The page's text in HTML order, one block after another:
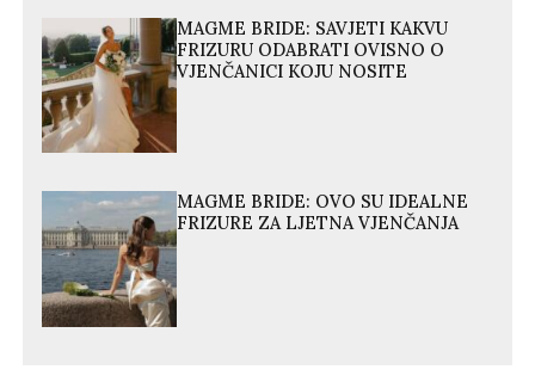
MAGME BRIDE: SAVJETI KAKVU
FRIZURU ODABRATI OVISNO O
VJENČANICI KOJU NOSITE
MAGME BRIDE: OVO SU IDEALNE
FRIZURE ZA LJETNA VJENČANJA